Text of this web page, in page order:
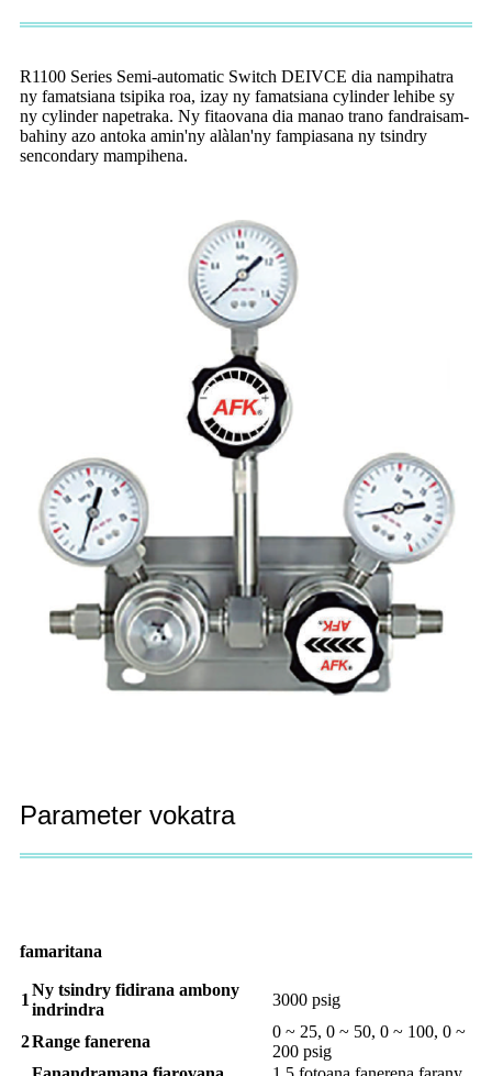
R1100 Series Semi-automatic Switch DEIVCE dia nampihatra
ny famatsiana tsipika roa, izay ny famatsiana cylinder lehibe sy
ny cylinder napetraka. Ny fitaovana dia manao trano fandraisam-
bahiny azo antoka amin'ny alàlan'ny fampiasana ny tsindry
sencondary mampihena.
Parameter vokatra
famaritana
1
Ny tsindry fidirana ambony
indrindra
3000 psig
2Range fanerena
0 ~ 25, 0 ~ 50, 0 ~ 100, 0 ~
200 psig